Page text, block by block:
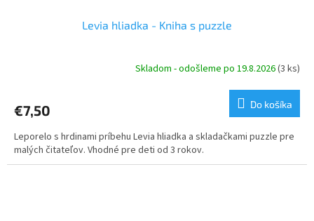
Levia hliadka - Kniha s puzzle
Skladom - odošleme po 19.8.2026(3 ks)
€7,50 Do košíka
Leporelo s hrdinami príbehu Levia hliadka a skladačkami puzzle pre
malých čitateľov. Vhodné pre deti od 3 rokov.